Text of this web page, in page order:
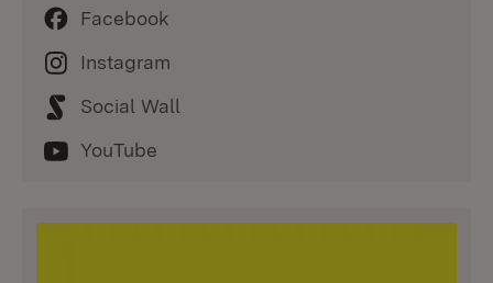
Facebook
Instagram
Social Wall
YouTube